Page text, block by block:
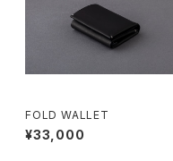
FOLD WALLET
¥33,000